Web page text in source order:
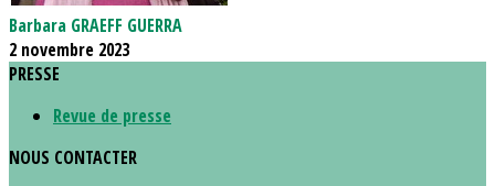
Barbara GRAEFF GUERRA
2 novembre 2023
PRESSE
Revue de presse
NOUS CONTACTER